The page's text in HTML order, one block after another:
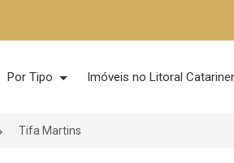
Por Tipo Imóveis no Litoral
Tifa Martins